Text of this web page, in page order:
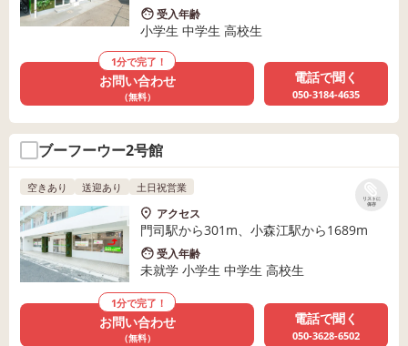
受入年齢
小学生 中学生 高校生
1分で完了！
お問い合わせ
（無料）
電話で聞く
050-3184-4635
ブーフーウー2号館
リストに
保存
空きあり 送迎あり 土日祝営業
アクセス
門司駅から301m、小森江駅から1689m
受入年齢
未就学 小学生 中学生 高校生
1分で完了！
お問い合わせ
（無料）
電話で聞く
050-3628-6502